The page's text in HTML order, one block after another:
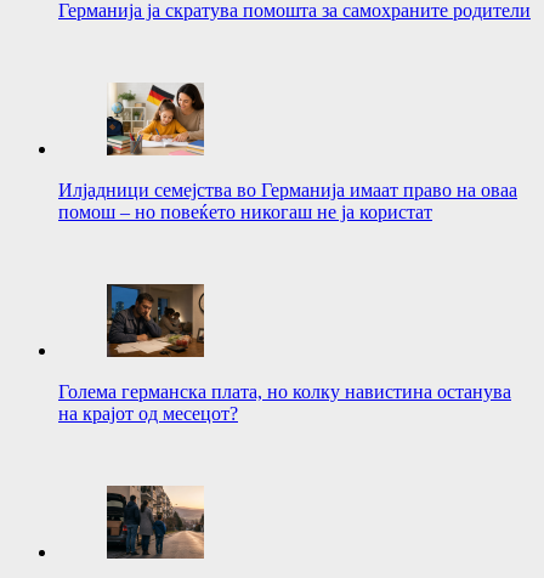
Германија ја скратува помошта за самохраните родители
Илјадници семејства во Германија имаат право на оваа
помош – но повеќето никогаш не ја користат
Голема германска плата, но колку навистина останува
на крајот од месецот?